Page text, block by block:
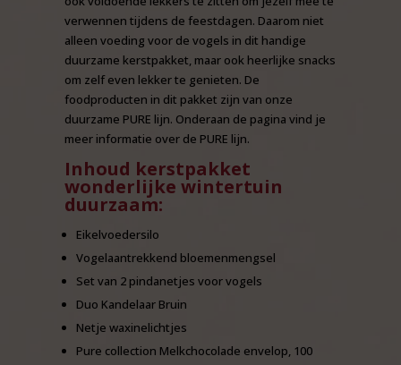
verwennen tijdens de feestdagen. Daarom niet
alleen voeding voor de vogels in dit handige
duurzame kerstpakket, maar ook heerlijke snacks
om zelf even lekker te genieten. De
foodproducten in dit pakket zijn van onze
duurzame PURE lijn. Onderaan de pagina vind je
meer informatie over de PURE lijn.
Inhoud kerstpakket
wonderlijke wintertuin
duurzaam:
Eikelvoedersilo
Vogelaantrekkend bloemenmengsel
Set van 2 pindanetjes voor vogels
Duo Kandelaar Bruin
Netje waxinelichtjes
Pure collection Melkchocolade envelop, 100